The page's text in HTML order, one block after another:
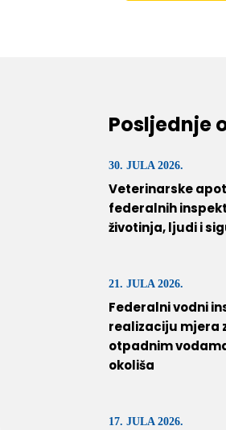
Posljednje
30. JULA 2026.
Veterinarske
federalnih
životinja, ljudi i
21. JULA 2026.
Federalni vodni
realizaciju mjera
otpadnim
okoliša
17. JULA 2026.